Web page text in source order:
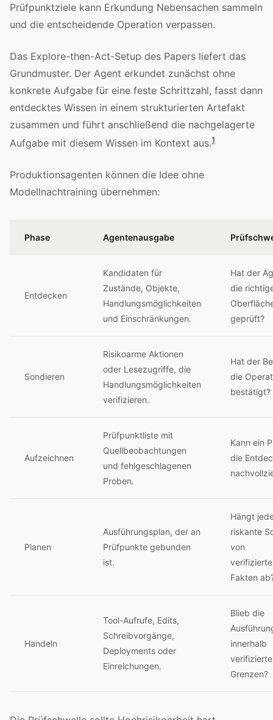
Prüfpunktziele kann Erkundung Nebensachen sammeln
und die entscheidende Operation verpassen.
Das Explore-then-Act-Setup des Papers liefert das
Grundmuster. Der Agent erkundet zunächst ohne
konkrete Aufgabe für eine feste Schrittzahl, fasst dann
entdecktes Wissen in einem strukturierten Artefakt
zusammen und führt anschließend die nachgelagerte
Aufgabe mit diesem Wissen im Kontext aus.1
Produktionsagenten können die Idee ohne
Modellnachtraining übernehmen:
Phase Agentenausgabe
Entdecken
Kandidaten für
Zustände, Objekte,
Handlungsmöglichkeiten
und Einschränkungen.
Hat der
die
geprüft?
Sondieren
Risikoarme Aktionen
oder Lesezugriffe, die
Handlungsmöglichkeiten
verifizieren.
Hat der
die
bestätigt?
Aufzeichnen
Prüfpunktliste mit
Quellbeobachtungen
und fehlgeschlagenen
Proben.
Kann ein
die
Planen
Ausführungsplan, der an
Prüfpunkte gebunden
ist.
Hängt
riskante
von
Fakten
Handeln
Tool-Aufrufe, Edits,
Schreibvorgänge,
Deployments oder
Einreichungen.
Blieb die
innerhalb
Grenzen?